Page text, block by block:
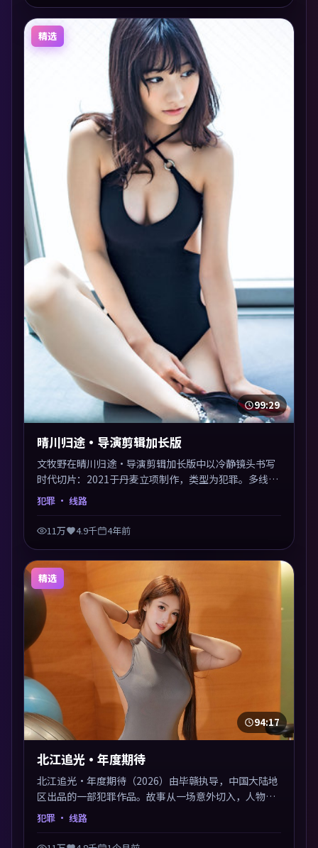
精选
99:29
晴川归途·导演剪辑加长版
文牧野在晴川归途·导演剪辑加长版中以冷静镜头书写
时代切片：2021于丹麦立项制作，类型为犯罪。多线叙
事交汇于终局，真相与救赎并行，适合喜欢细读表演的
像。
犯罪 · 线路
11万 4.9千 4年前
精选
94:17
北江追光·年度期待
北江追光·年度期待（2026）由毕赣执导，中国大陆地
区出品的一部犯罪作品。故事从一场意外切入，人物在
道德与生存之间反复摇摆，叙事层层推进，情绪克制而
犯罪 · 线路